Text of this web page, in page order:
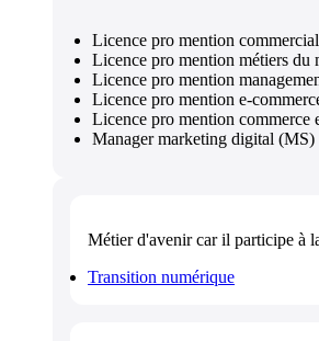
Licence pro mention
Licence pro mention métiers du
Licence pro mention
Licence pro mention e-
Licence pro mention commerce
Manager marketing digital (MS)
Métier d'avenircar il participe à
Transition numérique